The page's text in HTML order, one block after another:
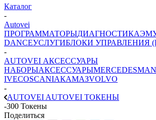
Каталог
-
Autovei
ПРОГРАММАТОРЫДИАГНОСТИКА
DANCEУСЛУГИБЛОКИ УПРАВЛЕНИЯ
-
AUTOVEI АКСЕССУАРЫ
НАБОРЫАКСЕССУАРЫMERCEDESMAN
IVECOSCANIAКАМАЗVOLVO
-
AUTOVEI AUTOVEI ТОКЕНЫ
-300 Токены
Поделиться